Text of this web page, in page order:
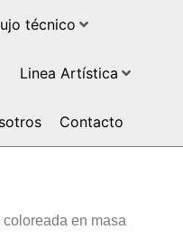
técnico
Linea Artística
Contacto
en masa